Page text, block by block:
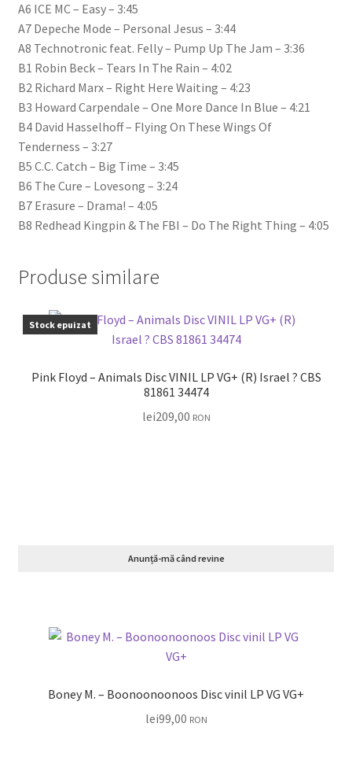
A6 ICE MC – Easy – 3:45
A7 Depeche Mode – Personal Jesus – 3:44
A8 Technotronic feat. Felly – Pump Up The Jam – 3:36
B1 Robin Beck – Tears In The Rain – 4:02
B2 Richard Marx – Right Here Waiting – 4:23
B3 Howard Carpendale – One More Dance In Blue – 4:21
B4 David Hasselhoff – Flying On These Wings Of
Tenderness – 3:27
B5 C.C. Catch – Big Time – 3:45
B6 The Cure – Lovesong – 3:24
B7 Erasure – Drama! – 4:05
B8 Redhead Kingpin & The FBI – Do The Right Thing – 4:05
Produse similare
Stock epuizat
Pink Floyd – Animals Disc VINIL LP VG+ (R) Israel ? CBS
81861 34474
lei209,00 RON
Anunță-mă când revine
Boney M. – Boonoonoonoos Disc vinil LP VG VG+
lei99,00 RON